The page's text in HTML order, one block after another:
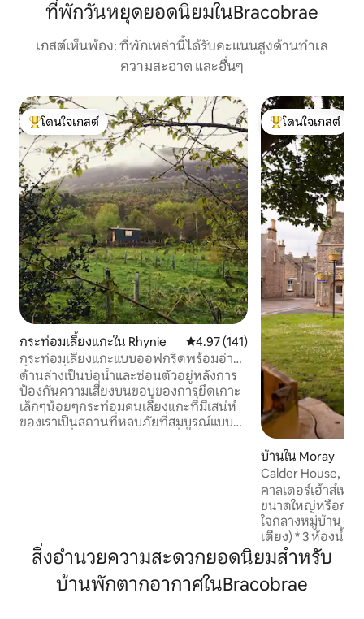
ที่พักวันหยุดยอดนิยมในBracobrae
เกสต์เห็นพ้อง: ที่พักเหล่านี้ได้รับคะแนนสูงด้านทำเล
ความสะอาด และอื่นๆ
โดนใจเกสต์ที่สุด
โดนใจเกสต์
กระท่อมเลี้ยงแกะใน Rhynie คะแนนเฉลี่ย 4.97 จาก 5, 141 รีวิว
4.97 (141)
กระท่อมเลี้ยงแกะแบบออฟกริดพร้อมอ่าง
น้ำร้อนที่ใช้ฟืน
ด้านล่างเป็นบ่อน้ำและซ่อนตัวอยู่หลังการ
ป้องกันความเสี่ยงบนขอบของการยึดเกาะ
เล็กๆน้อยๆกระท่อมคนเลี้ยงแกะที่มีเสน่ห์
ของเราเป็นสถานที่หลบภัยที่สมบูรณ์แบบ
จากไม้เพื่อแช่ตัวใต้แสงดาวและเตาอบ
พิซซ่าสำหรับการทำอาหารแคมป์ไฟสุดหรู
โดนใจเกสต์ที่สุด
โดนใจเกสต์
บ้านใน Moray
Calder House,
คาลเดอร์เฮ้าส์เห
ขนาดใหญ่หรือการ
ใจกลางหมู่บ้าน 4-8 คน * 4 ห้อ
เตียง) * 3 ห้องน้ำ * ห้องนั่งเล่น ห้องครัว และ
ห้องทานอาหารที่ก
เข้าถึงได้ชั้นล่างแ
ที่จอดรถฟรี กิจกรรมในท้องถิ่น ได้แก่ สนาม
สิ่งอำนวยความสะดวกยอดนิยมสำหรับ
บ้านพักตากอากาศในBracobrae